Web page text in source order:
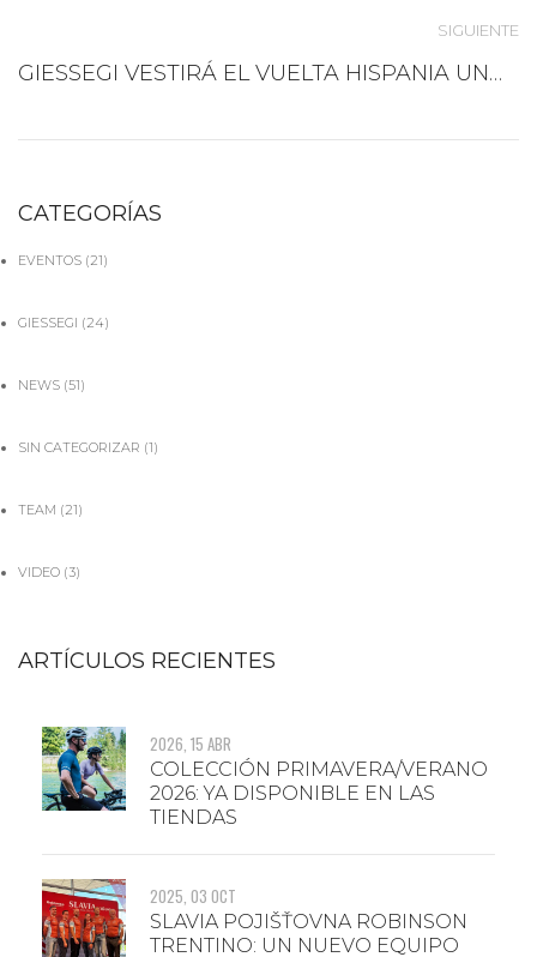
CATEGORÍAS
EVENTOS (21)
GIESSEGI (24)
NEWS (51)
SIN CATEGORIZAR (1)
TEAM (21)
VIDEO (3)
ARTÍCULOS RECIENTES
2026, 15 ABR
COLECCIÓN PRIMAVERA/VERANO
2026: YA DISPONIBLE EN LAS
TIENDAS
2025, 03 OCT
SLAVIA POJIŠŤOVNA ROBINSON
TRENTINO: UN NUEVO EQUIPO
SIGUIENTE
GIESSEGI VESTIRÁ EL VUELTA HISPANIA UNDER 23